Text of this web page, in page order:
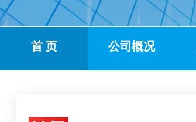
首 页 公司概况